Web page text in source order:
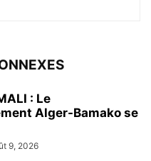
: Le
Alger-Bamako se
9, 2026